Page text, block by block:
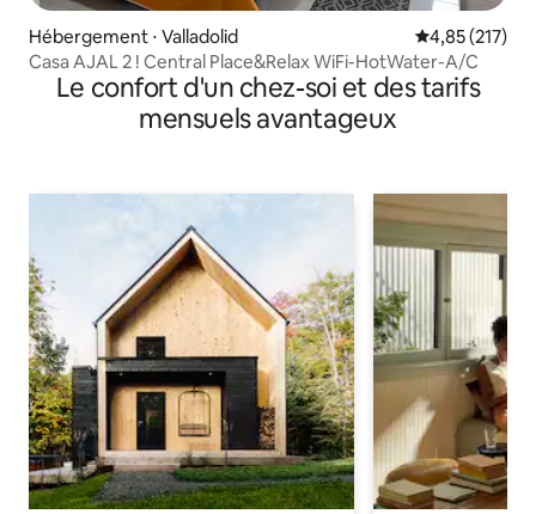
Hébergement ⋅ Valladolid Évaluation
4,85 (217)
Casa AJAL 2 ! Central Place&Relax WiFi-HotWater-A/C
Le confort d'un chez-soi et des tarifs
mensuels avantageux